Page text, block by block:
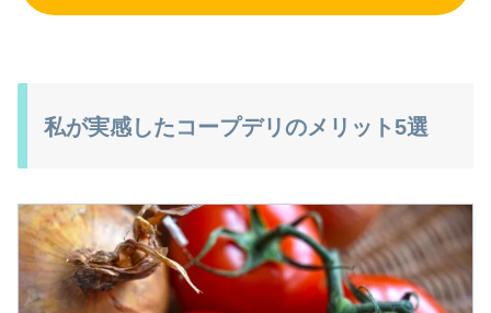
私が実感したコープデリのメリット5選